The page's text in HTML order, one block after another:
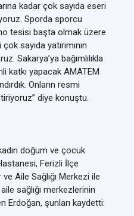
kadar çok sayıda eseri
Sporda sporcu
tesisi başta olmak üzere
sayıda yatırımının
Sakarya’ya bağımlılıkla
katkı yapacak AMATEM
Onların resmi
diye konuştu.
doğum ve çocuk
Ferizli İlçe
Aile Sağlığı Merkezi ile
sağlığı merkezlerinin
Erdoğan, şunları kaydetti: